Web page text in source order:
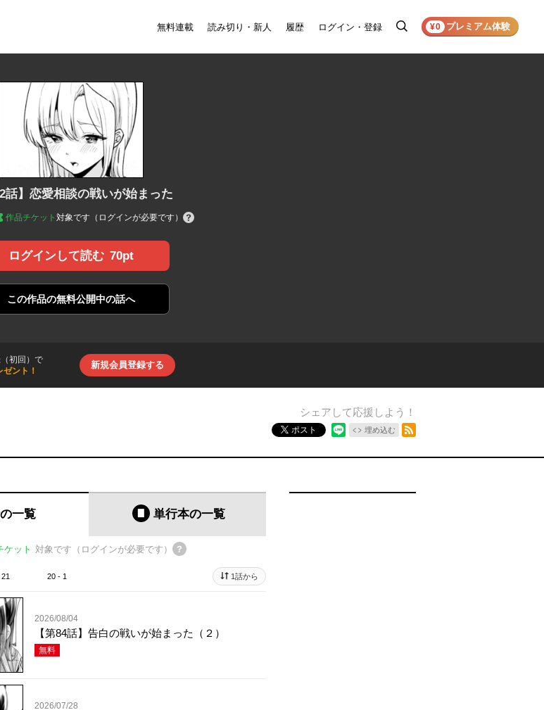
無料連載 読み切り・新人 履歴 ログイン・登録
検
¥0 プレミアム体験
話】恋愛相談の戦いが始まった
作品チケット 対象です（ログインが必要です）
ログインして読む 70pt
この作品の無料公開中の話へ
初回）で
ント！
新規会員登録する
シェアして応援しよう！
ポスト 埋め込む
一覧 単行本の一覧
ケット 対象です（ログインが必要です）
20 - 1 1話から
2026/08/04
【第84話】告白の戦いが始まった（２）
無料
2026/07/28